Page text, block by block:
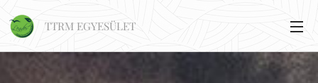
TTRM EGYESÜLET